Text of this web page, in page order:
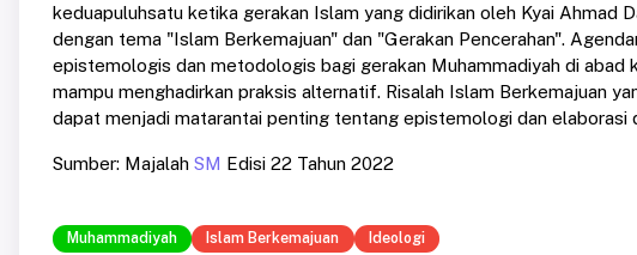
keduapuluhsatu ketika gerakan Islam yang didirikan oleh Kyai Ahmad
dengan tema "Islam Berkemajuan" dan "Gerakan Pencerahan".
epistemologis dan metodologis bagi gerakan Muhammadiyah di
mampu menghadirkan praksis alternatif. Risalah Islam Berkemajuan
dapat menjadi matarantai penting tentang epistemologi dan elaborasi
Sumber: Majalah SM Edisi 22 Tahun 2022
Muhammadiyah Islam Berkemajuan Ideologi